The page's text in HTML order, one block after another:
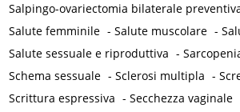
Salpingo-ovariectomia bilaterale
Salute femminile -Salute muscolare -
Salute sessuale e riproduttiva -
Schema sessuale -Sclerosi multipla -
Scrittura espressiva -Secchezza vaginale